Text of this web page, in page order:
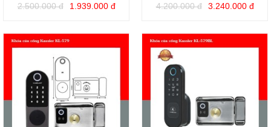
2.500.000 đ 1.939.000 đ 4.200.000 đ 3.240.000 đ